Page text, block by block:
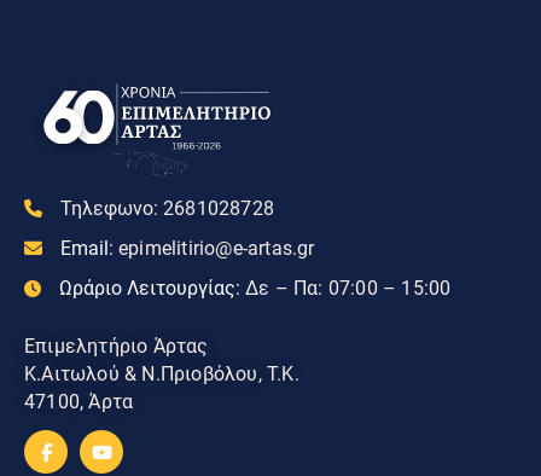
Τηλεφωνο: 2681028728
Email: epimelitirio@e-artas.gr
Ωράριο Λειτουργίας: Δε – Πα: 07:00 – 15:00
Επιμελητήριο Άρτας
Κ.Αιτωλού & Ν.Πριοβόλου, Τ.Κ.
47100, Άρτα